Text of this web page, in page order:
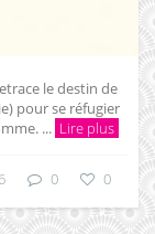
le destin de
pour se réfugier
... Lire plus
0 0